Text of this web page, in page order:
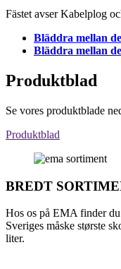
Fästet avser Kabelplog
Bläddra mellan
Bläddra mellan
Produktblad
Se vores produktblade
Produktblad
BREDT
Hos os på EMA finder
Sveriges måske største
liter.